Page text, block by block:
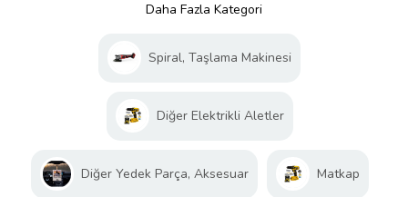
Daha Fazla Kategori
Spiral, Taşlama Makinesi
Diğer Elektrikli Aletler
Diğer Yedek Parça, Aksesuar Matkap